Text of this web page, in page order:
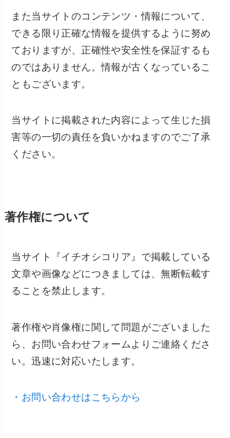
また当サイトのコンテンツ・情報について、
できる限り正確な情報を提供するように努め
ておりますが、正確性や安全性を保証するも
のではありません。情報が古くなっているこ
ともございます。
当サイトに掲載された内容によって生じた損
害等の一切の責任を負いかねますのでご了承
ください。
著作権について
当サイト『イチオシコリア』で掲載している
文章や画像などにつきましては、無断転載す
ることを禁止します。
著作権や肖像権に関して問題がございました
ら、お問い合わせフォームよりご連絡くださ
い。迅速に対応いたします。
・お問い合わせはこちらから